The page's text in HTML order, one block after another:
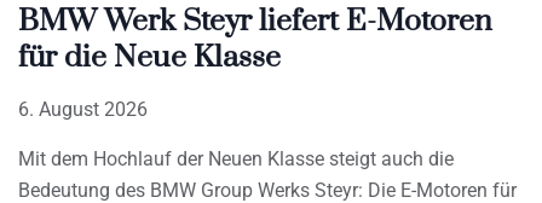
BMW Werk Steyr liefert E-Motoren
für die Neue Klasse
6. August 2026
Mit dem Hochlauf der Neuen Klasse steigt auch die
Bedeutung des BMW Group Werks Steyr: Die E-Motoren für